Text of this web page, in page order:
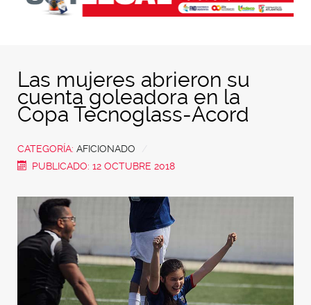
Las mujeres abrieron su
cuenta goleadora en la
Copa Tecnoglass-Acord
CATEGORÍA: AFICIONADO
PUBLICADO: 12 OCTUBRE 2018